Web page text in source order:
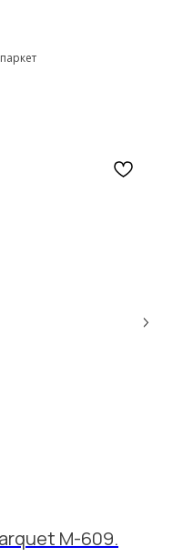
M-609.